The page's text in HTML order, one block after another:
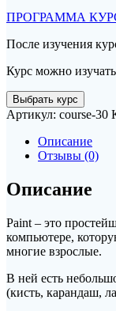
ПРОГРАММА
После изучения
Курс можно
Количество
товара
ЮГ.
Графический
редактор
Выбрать курс
Артикул: course-30
Описание
Отзывы (0)
Описание
Paint – это
компьютере,
многие взрослые.
В ней есть
(кисть, карандаш,